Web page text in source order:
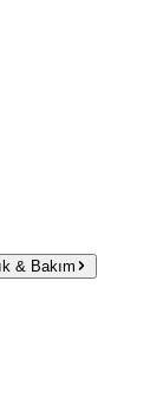
& Bakım